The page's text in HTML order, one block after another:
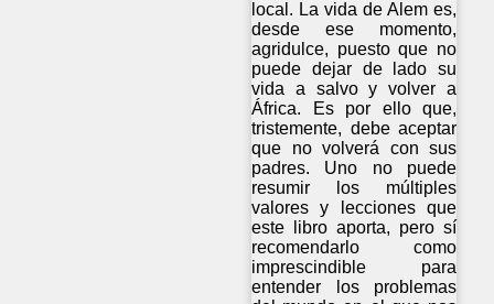
local. La vida de Alem es,
desde ese momento,
agridulce, puesto que no
puede dejar de lado su
vida a salvo y volver a
África. Es por ello que,
tristemente, debe aceptar
que no volverá con sus
padres. Uno no puede
resumir los múltiples
valores y lecciones que
este libro aporta, pero sí
recomendarlo como
imprescindible para
entender los problemas